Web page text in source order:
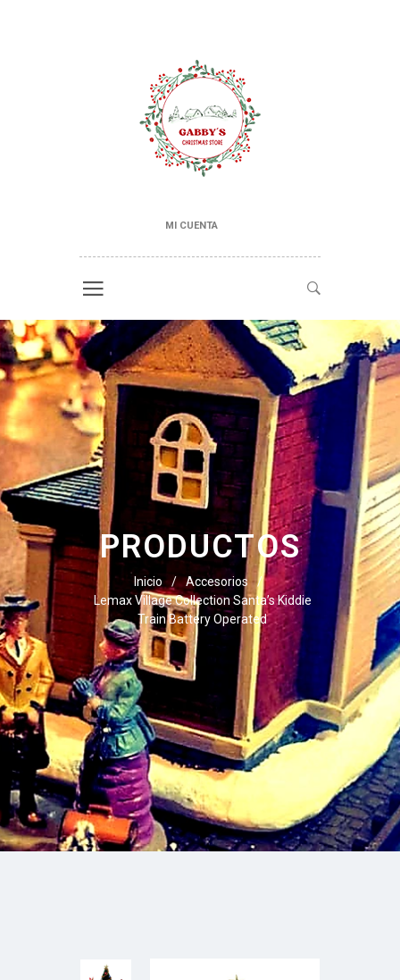
MI CUENTA
PRODUCTOS
Inicio / Accesorios
/
Lemax Village Collection Santa’s Kiddie
Train Battery Operated